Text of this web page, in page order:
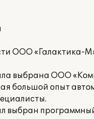
ООО «Галактика-
выбрана ООО
большой опыт
выбран